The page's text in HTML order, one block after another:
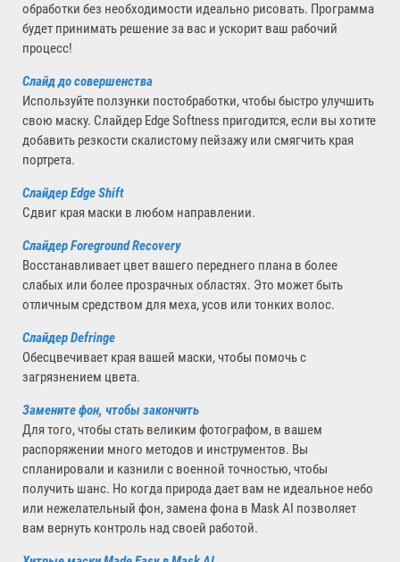
обработки без необходимости идеально рисовать. Программа
будет принимать решение за вас и ускорит ваш рабочий
процесс!
Слайд до совершенства
Используйте ползунки постобработки, чтобы быстро улучшить
свою маску. Слайдер Edge Softness пригодится, если вы хотите
добавить резкости скалистому пейзажу или смягчить края
портрета.
Слайдер Edge Shift
Сдвиг края маски в любом направлении.
Слайдер Foreground Recovery
Восстанавливает цвет вашего переднего плана в более
слабых или более прозрачных областях. Это может быть
отличным средством для меха, усов или тонких волос.
Слайдер Defringe
Обесцвечивает края вашей маски, чтобы помочь с
загрязнением цвета.
Замените фон, чтобы закончить
Для того, чтобы стать великим фотографом, в вашем
распоряжении много методов и инструментов. Вы
спланировали и казнили с военной точностью, чтобы
получить шанс. Но когда природа дает вам не идеальное небо
или нежелательный фон, замена фона в Mask AI позволяет
вам вернуть контроль над своей работой.